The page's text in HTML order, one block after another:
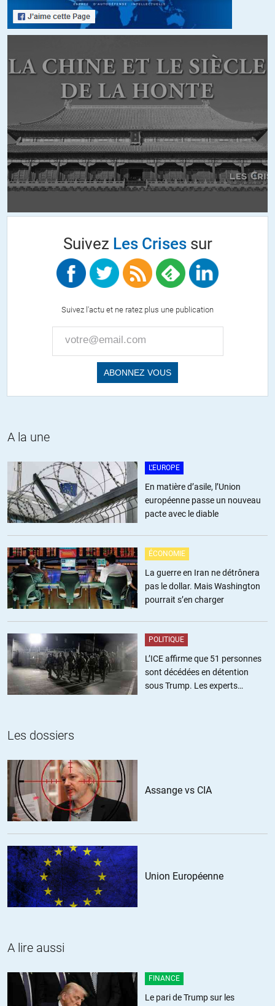
Suivez Les Crisessur
Suivez l'actu et ne ratez plus une publication
A la une
L'EUROPE
En matière d’asile, l’Union
européenne passe un nouveau
pacte avec le diable
ÉCONOMIE
La guerre en Iran ne détrônera
pas le dollar. Mais Washington
pourrait s’en charger
POLITIQUE
L’ICE affirme que 51 personnes
sont décédées en détention
sous Trump. Les experts
Les dossiers
Assange vs CIA
Union Européenne
A lire aussi
FINANCE
Le pari de Trump sur les